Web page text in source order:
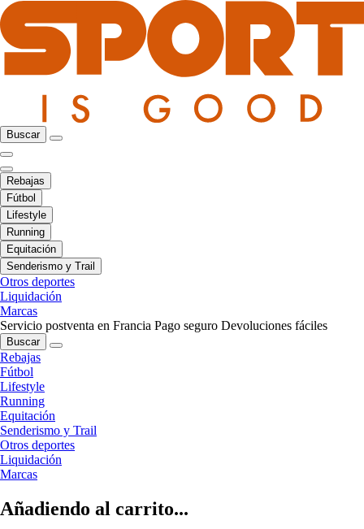
Buscar
Rebajas
Fútbol
Lifestyle
Running
Equitación
Senderismo y Trail
Otros deportes
Liquidación
Marcas
Servicio postventa en Francia Pago seguro Devoluciones fáciles
Buscar
Rebajas
Fútbol
Lifestyle
Running
Equitación
Senderismo y Trail
Otros deportes
Liquidación
Marcas
Añadiendo al carrito...